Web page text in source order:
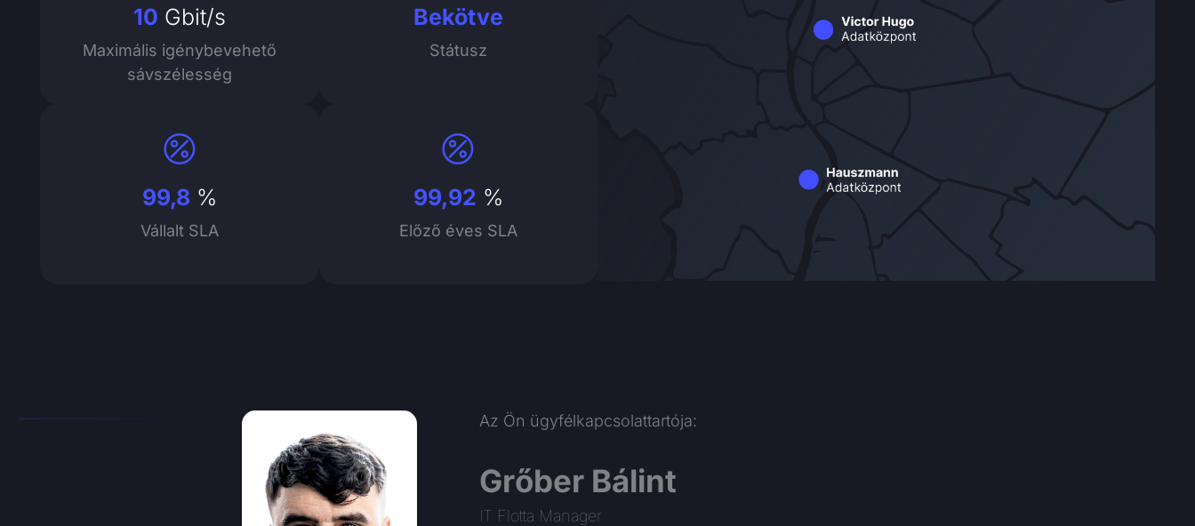
10 Gbit/s
Maximális igénybevehető
sávszélesség
Bekötve
Státusz
99,8 %
Vállalt SLA
99,92 %
Előző éves SLA
Az Ön ügyfélkapcsolattartója:
Grőber Bálint
IT Flotta Manager